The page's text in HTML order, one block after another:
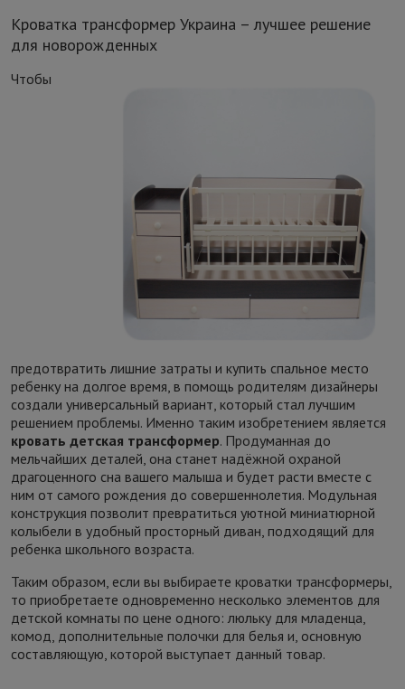
Кроватка трансформер Украина – лучшее решение
для новорожденных
Чтобы
предотвратить лишние затраты и купить спальное место
ребенку на долгое время, в помощь родителям дизайнеры
создали универсальный вариант, который стал лучшим
решением проблемы. Именно таким изобретением является
кровать детская трансформер. Продуманная до
мельчайших деталей, она станет надёжной охраной
драгоценного сна вашего малыша и будет расти вместе с
ним от самого рождения до совершеннолетия. Модульная
конструкция позволит превратиться уютной миниатюрной
колыбели в удобный просторный диван, подходящий для
ребенка школьного возраста.
Таким образом, если вы выбираете кроватки трансформеры,
то приобретаете одновременно несколько элементов для
детской комнаты по цене одного: люльку для младенца,
комод, дополнительные полочки для белья и, основную
составляющую, которой выступает данный товар.